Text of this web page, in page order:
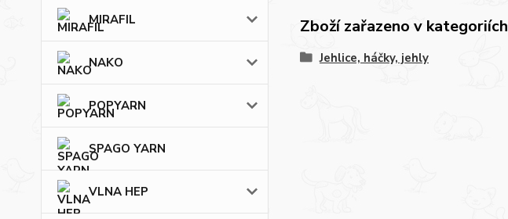
MIRAFIL
NAKO
POPYARN
SPAGO YARN
VLNA HEP
Zboží zařazeno v kategoriích
Jehlice, háčky, jehly